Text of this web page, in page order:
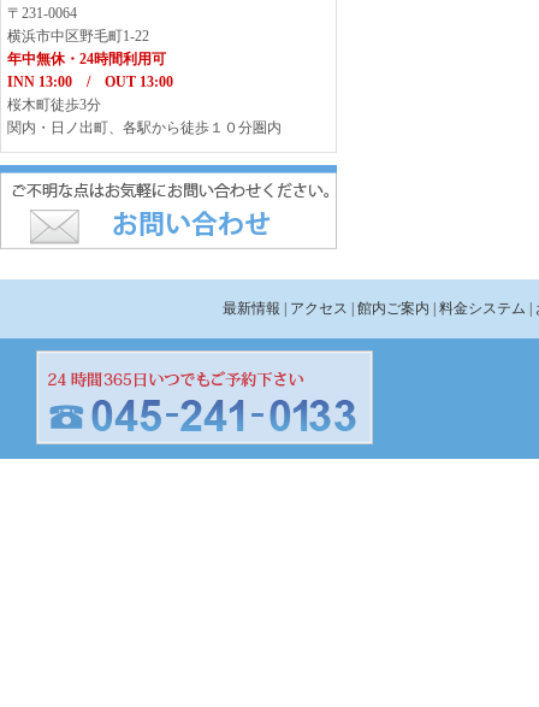
〒231-0064
横浜市中区野毛町1-22
年中無休・24時間利用可
INN 13:00 / OUT 13:00
桜木町徒歩3分
関内・日ノ出町、各駅から徒歩１０分圏内
最新情報 | アクセス | 館内ご案内 | 料金システム